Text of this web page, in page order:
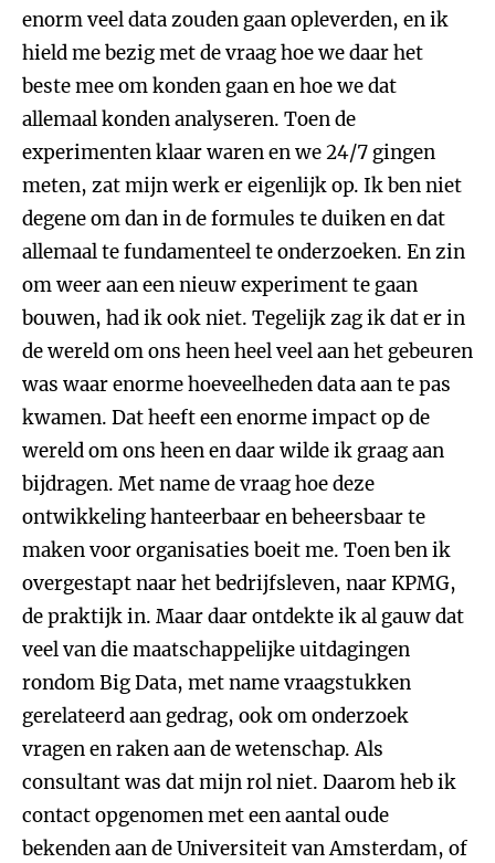
enorm veel data zouden gaan opleverden, en ik
hield me bezig met de vraag hoe we daar het
beste mee om konden gaan en hoe we dat
allemaal konden analyseren. Toen de
experimenten klaar waren en we 24/7 gingen
meten, zat mijn werk er eigenlijk op. Ik ben niet
degene om dan in de formules te duiken en dat
allemaal te fundamenteel te onderzoeken. En zin
om weer aan een nieuw experiment te gaan
bouwen, had ik ook niet. Tegelijk zag ik dat er in
de wereld om ons heen heel veel aan het gebeuren
was waar enorme hoeveelheden data aan te pas
kwamen. Dat heeft een enorme impact op de
wereld om ons heen en daar wilde ik graag aan
bijdragen. Met name de vraag hoe deze
ontwikkeling hanteerbaar en beheersbaar te
maken voor organisaties boeit me. Toen ben ik
overgestapt naar het bedrijfsleven, naar KPMG,
de praktijk in. Maar daar ontdekte ik al gauw dat
veel van die maatschappelijke uitdagingen
rondom Big Data, met name vraagstukken
gerelateerd aan gedrag, ook om onderzoek
vragen en raken aan de wetenschap. Als
consultant was dat mijn rol niet. Daarom heb ik
contact opgenomen met een aantal oude
bekenden aan de Universiteit van Amsterdam, of